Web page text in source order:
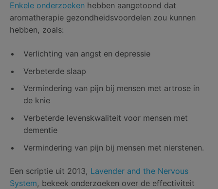
Enkele onderzoeken hebben aangetoond dat
aromatherapie gezondheidsvoordelen zou kunnen
hebben, zoals:
Verlichting van angst en depressie
Verbeterde slaap
Vermindering van pijn bij mensen met artrose in
de knie
Verbeterde levenskwaliteit voor mensen met
dementie
Vermindering van pijn bij mensen met nierstenen.
Een scriptie uit 2013, Lavender and the Nervous
System, bekeek onderzoeken over de effectiviteit